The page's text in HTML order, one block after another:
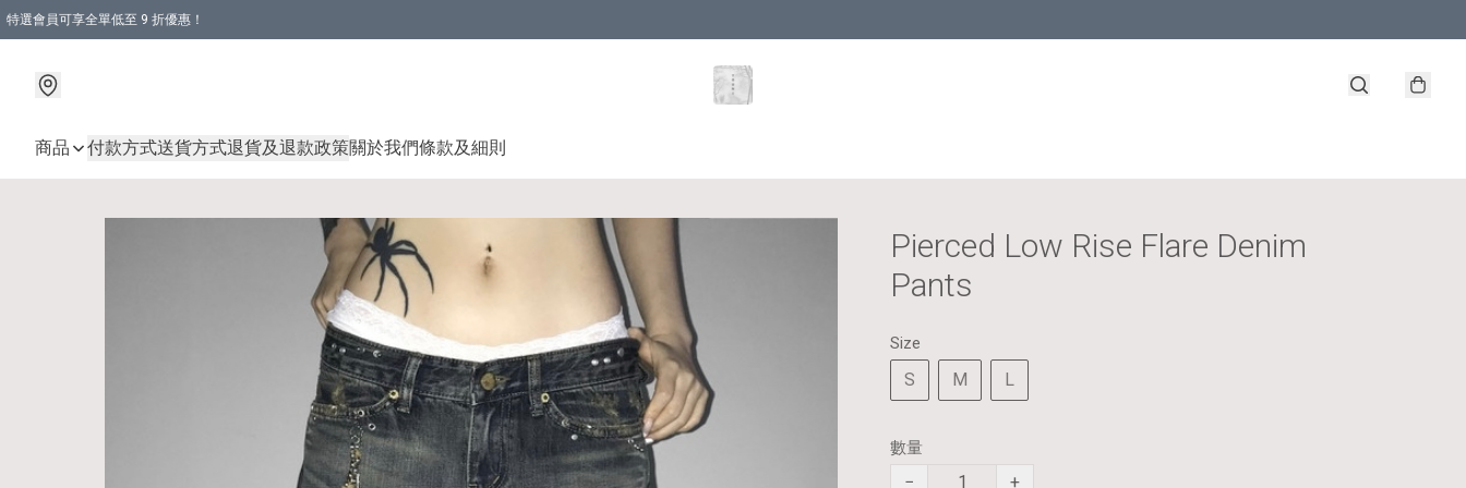
特選會員可享全單低至 9 折優惠！
商品 付款方式送貨方式退貨及退款政策關於我們條款及細則
Pierced Low Rise Flare Denim
Pants
Size
S M L
數量
− +